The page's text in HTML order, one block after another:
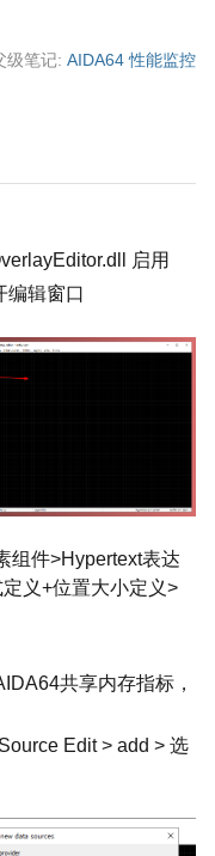
级笔记: AIDA64 性能监控
启用
编辑窗口
组件>Hypertext表达
义+位置大小定义>
共享内存指标，
Edit > add > 选